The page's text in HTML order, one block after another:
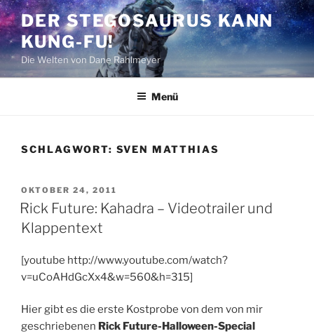
Zum
Inhalt
springen
DER STEGOSAURUS KANN
KUNG-FU!
Die Welten von Dane Rahlmeyer
Menü
SCHLAGWORT: SVEN MATTHIAS
VERÖFFENTLICHT
AM
OKTOBER 24, 2011
Rick Future: Kahadra – Videotrailer und
Klappentext
[youtube http://www.youtube.com/watch?
v=uCoAHdGcXx4&w=560&h=315]
Hier gibt es die erste Kostprobe von dem von mir
geschriebenen Rick Future-Halloween-Special